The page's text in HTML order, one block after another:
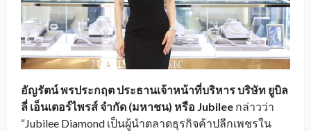
อัญรัตน์ พรประกฤต ประธานเจ้าหน้าที่บริหาร บริษัท ยูบิล
ลี่ เอ็นเตอร์ไพรส์ จำกัด (มหาชน) หรือ Jubilee กล่าวว่า
“Jubilee Diamond เป็นผู้นำตลาดธุรกิจค้าปลีกเพชรใน